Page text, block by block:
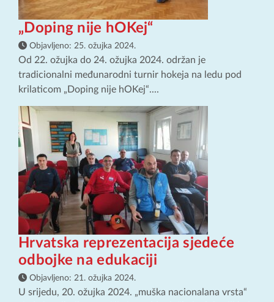
„Doping nije hOKej“
Objavljeno: 25. ožujka 2024.
Od 22. ožujka do 24. ožujka 2024. održan je
tradicionalni međunarodni turnir hokeja na ledu pod
krilaticom „Doping nije hOKej“....
Hrvatska reprezentacija sjedeće
odbojke na edukaciji
Objavljeno: 21. ožujka 2024.
U srijedu, 20. ožujka 2024. „muška nacionalana vrsta“